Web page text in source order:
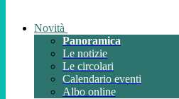
Novità
Panoramica
Le notizie
Le circolari
Calendario eventi
Albo online